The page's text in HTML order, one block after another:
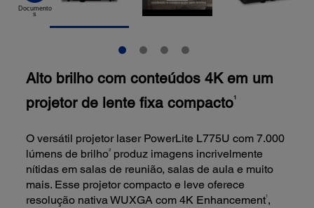
Alto brilho com conteúdos 4K em um
projetor de lente fixa compacto1
O versátil projetor laser PowerLite L775U com 7.000
lúmens de brilho2
produz imagens incrivelmente
nítidas em salas de reunião, salas de aula e muito
mais. Esse projetor compacto e leve oferece
resolução nativa WUXGA com 4K Enhancement1 ,